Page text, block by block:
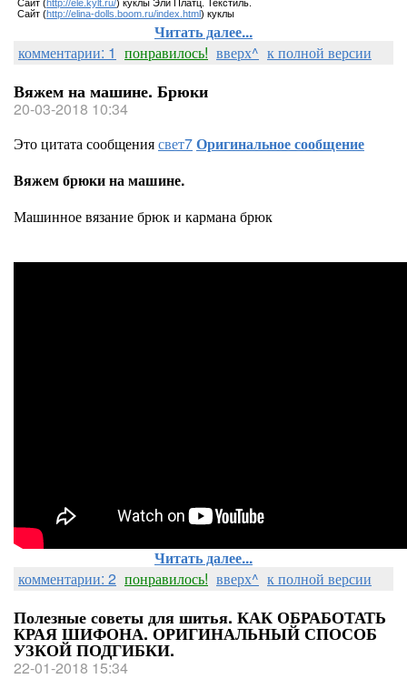
Сайт (http://ele.kylt.ru/) куклы Эли Платц. Текстиль.
Сайт (http://elina-dolls.boom.ru/index.html) куклы
Читать далее...
комментарии: 1 понравилось! вверх^ к полной версии
Вяжем на машине. Брюки
20-03-2018 10:34
Это цитата сообщениясвет7Оригинальное сообщение
Вяжем брюки на машине.
Машинное вязание брюк и кармана брюк
Читать далее...
комментарии: 2 понравилось! вверх^ к полной версии
Полезные советы для шитья. КАК ОБРАБОТАТЬ
КРАЯ ШИФОНА. ОРИГИНАЛЬНЫЙ СПОСОБ
УЗКОЙ ПОДГИБКИ.
22-01-2018 15:34